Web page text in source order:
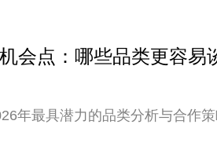
会点：哪些品类更容易
年最具潜力的品类分析与合作